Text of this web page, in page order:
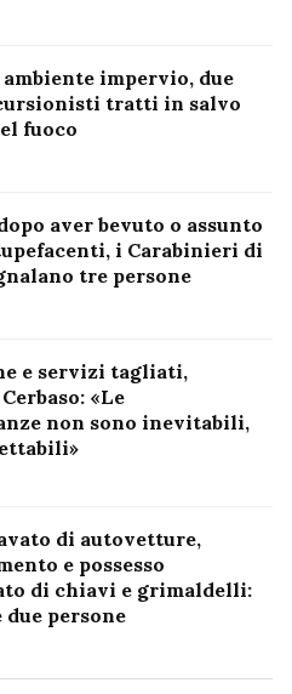
impervio, due
tratti in salvo
fuoco
aver bevuto o assunto
i Carabinieri di
tre persone
e servizi tagliati,
«Le
non sono inevitabili,
di autovetture,
e possesso
di chiavi e grimaldelli:
persone